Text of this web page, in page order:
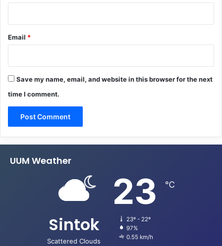
Email *
Save my name, email, and website in this browser for the next
time I comment.
UUM Weather
Sintok
Scattered Clouds
23 ℃
23º - 22º
97%
0.55 km/h